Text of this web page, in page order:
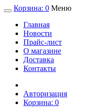
Корзина: 0 Меню
Главная
Новости
Прайс-лист
О магазине
Доставка
Контакты
Авторизация
Корзина: 0